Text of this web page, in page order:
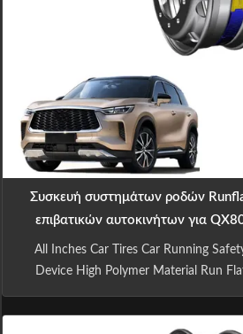
Συσκευή συστημάτων ροδών
επιβατικών αυτοκινήτων για
275/60R20 R20 20INCH
All Inches Car Tires Car Running
Device High Polymer Material Run
Safety Bands? When a tyre deflates,